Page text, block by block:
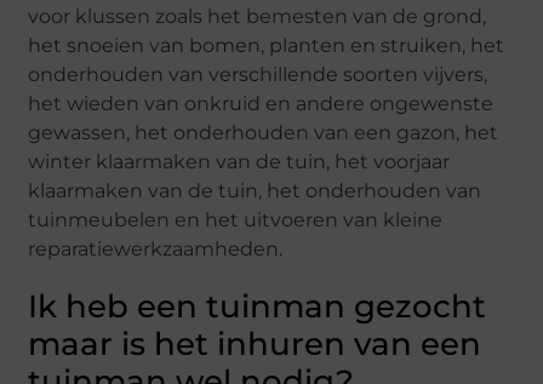
voor klussen zoals het bemesten van de grond,
het snoeien van bomen, planten en struiken, het
onderhouden van verschillende soorten vijvers,
het wieden van onkruid en andere ongewenste
gewassen, het onderhouden van een gazon, het
winter klaarmaken van de tuin, het voorjaar
klaarmaken van de tuin, het onderhouden van
tuinmeubelen en het uitvoeren van kleine
reparatiewerkzaamheden.
Ik heb een tuinman gezocht
maar is het inhuren van een